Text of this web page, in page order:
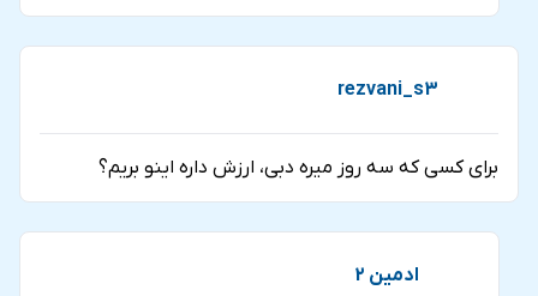
rezvani_s3
برای کسی که سه روز میره دبی، ارزش داره اینو بریم؟
ادمین 2